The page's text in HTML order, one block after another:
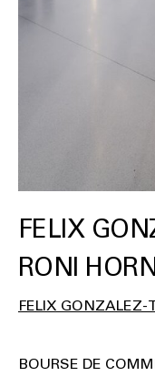
FELIX
RONI
FELIX GONZALEZ-
BOURSE DE